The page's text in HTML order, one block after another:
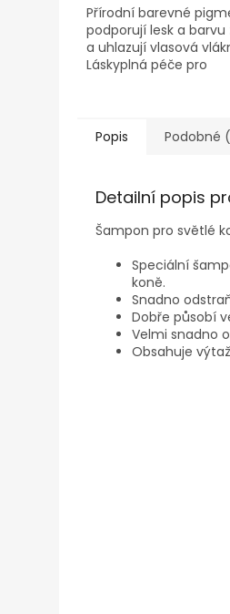
Přírodní barevné
podporují lesk a barvu
a uhlazují vlasová
Láskyplná péče pro
S vylepšenou
proti ultrafialovému
Popis Podobné
Detailní popis
Šampon pro světlé
Speciální
koně.
Snadno
Dobře působí
Velmi snadno
Obsahuje